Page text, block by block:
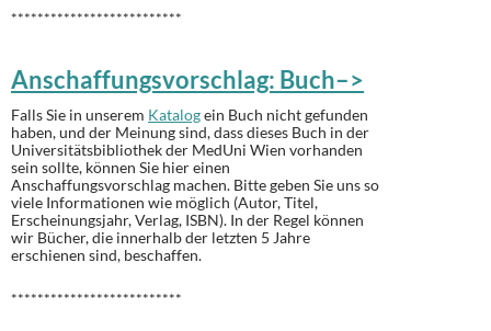
**************************
Anschaffungsvorschlag: Buch–>
Falls Sie in unserem Katalogein Buch nicht gefunden
haben, und der Meinung sind, dass dieses Buch in der
Universitätsbibliothek der MedUni Wien vorhanden
sein sollte, können Sie hier einen
Anschaffungsvorschlag machen. Bitte geben Sie uns so
viele Informationen wie möglich (Autor, Titel,
Erscheinungsjahr, Verlag, ISBN). In der Regel können
wir Bücher, die innerhalb der letzten 5 Jahre
erschienen sind, beschaffen.
**************************